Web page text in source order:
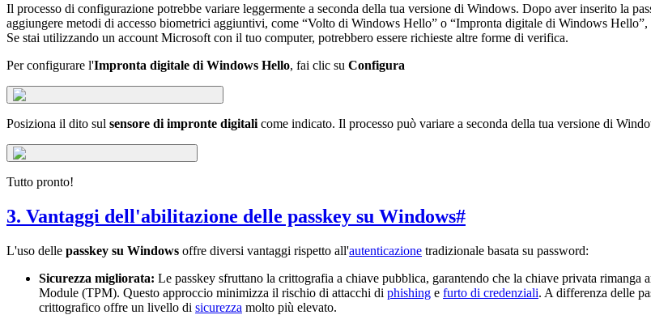
Il processo di configurazione potrebbe variare leggermente a seconda della tua versione di Windows. Dopo aver inserito la
aggiungere metodi di accesso biometrici aggiuntivi, come “Volto di Windows Hello” o “Impronta digitale di Windows
Se stai utilizzando un account Microsoft con il tuo computer, potrebbero essere richieste altre forme di verifica.
Per configurare l'Impronta digitale di Windows Hello, fai clic su Configura
Posiziona il dito sul sensore di impronte digitali come indicato. Il processo può variare a seconda della tua versione di
Tutto pronto!
3. Vantaggi dell'abilitazione delle passkey su Windows#
L'uso delle passkey su Windows offre diversi vantaggi rispetto all'autenticazione tradizionale basata su password:
Sicurezza migliorata: Le passkey sfruttano la crittografia a chiave pubblica, garantendo che la chiave privata
Module (TPM). Questo approccio minimizza il rischio di attacchi di phishing e furto di credenziali. A differenza delle
crittografico offre un livello di sicurezza molto più elevato.